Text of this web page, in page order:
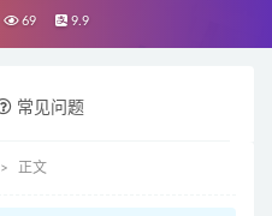
69 9.9
常见问题
正文